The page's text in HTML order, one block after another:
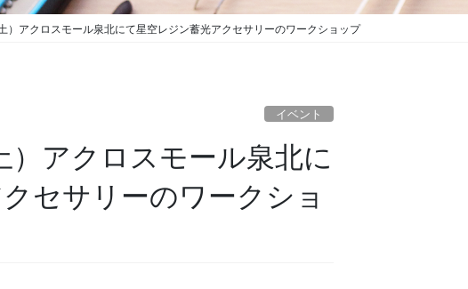
）アクロスモール泉北にて星空レジン蓄光アクセサリーのワークショップ
イベント
）アクロスモール泉北に
セサリーのワークショ